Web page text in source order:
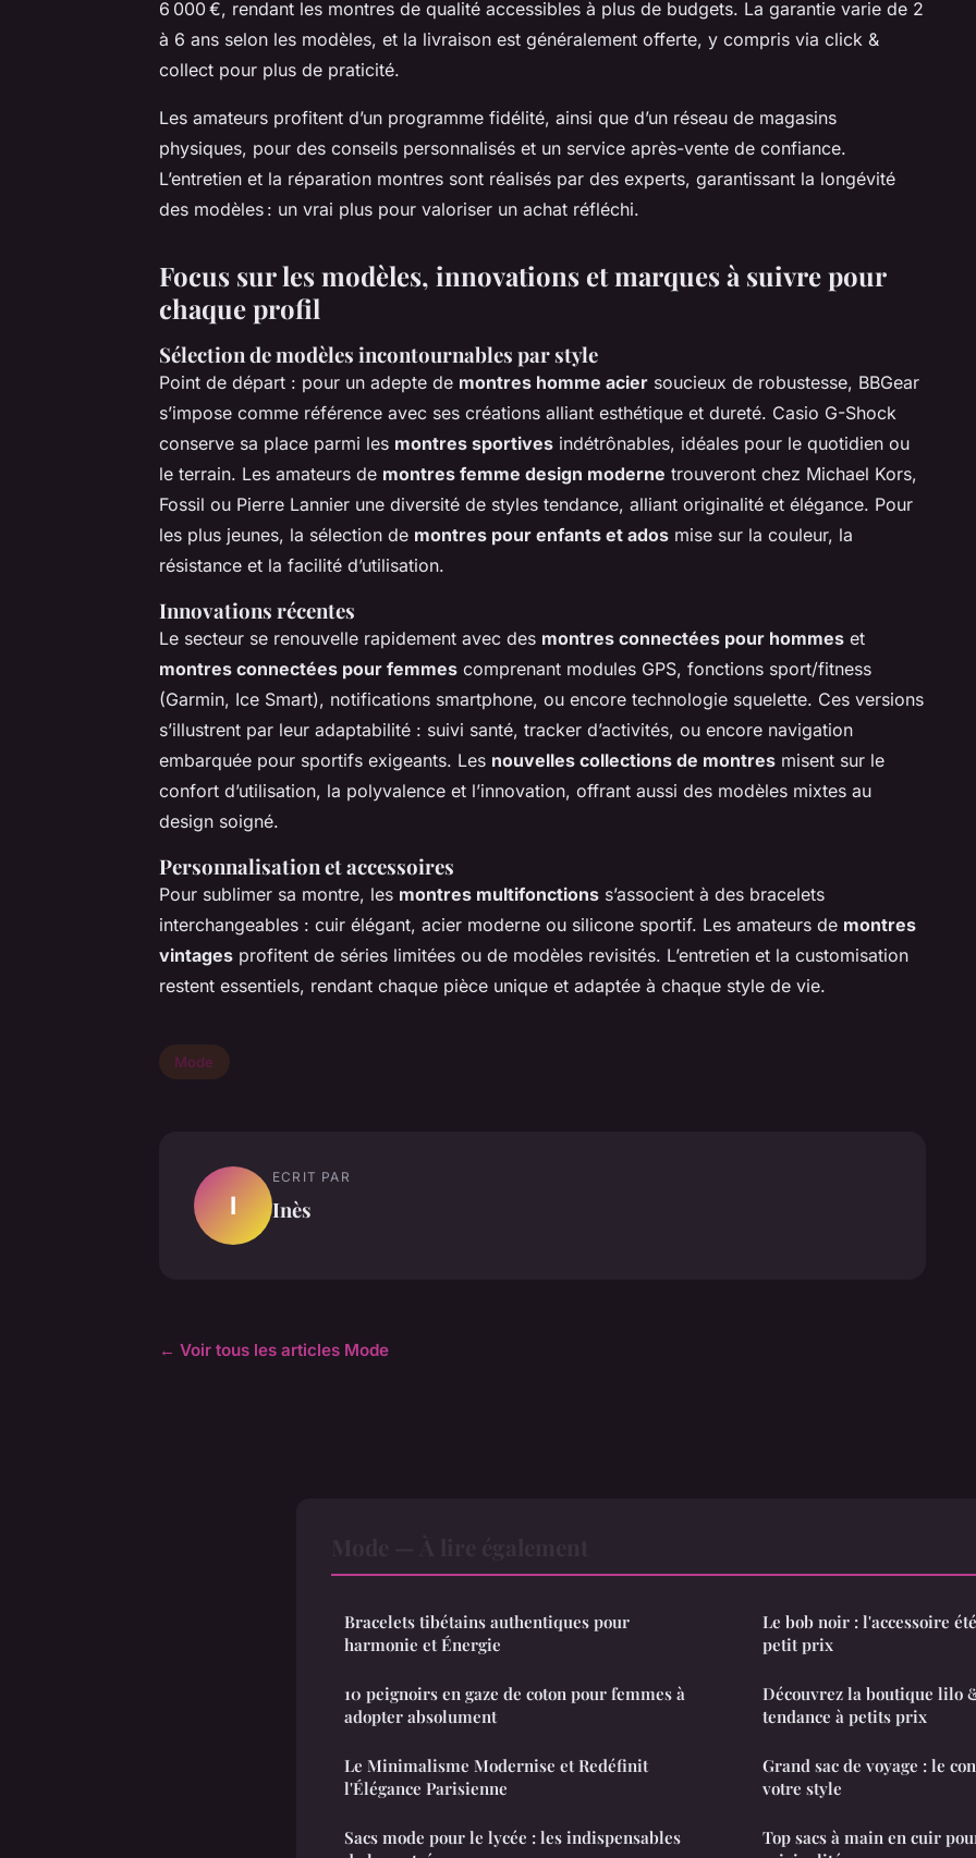
6 000 €, rendant les montres de qualité accessibles à plus de budgets. La garantie varie de 2
à 6 ans selon les modèles, et la livraison est généralement offerte, y compris via click &
collect pour plus de praticité.
Les amateurs profitent d’un programme fidélité, ainsi que d’un réseau de magasins
physiques, pour des conseils personnalisés et un service après-vente de confiance.
L’entretien et la réparation montres sont réalisés par des experts, garantissant la longévité
des modèles : un vrai plus pour valoriser un achat réfléchi.
Focus sur les modèles, innovations et marques à suivre pour
chaque profil
Sélection de modèles incontournables par style
Point de départ : pour un adepte de montres homme acier soucieux de robustesse, BBGear
s’impose comme référence avec ses créations alliant esthétique et dureté. Casio G-Shock
conserve sa place parmi les montres sportives indétrônables, idéales pour le quotidien ou
le terrain. Les amateurs de montres femme design moderne trouveront chez Michael Kors,
Fossil ou Pierre Lannier une diversité de styles tendance, alliant originalité et élégance. Pour
les plus jeunes, la sélection de montres pour enfants et ados mise sur la couleur, la
résistance et la facilité d’utilisation.
Innovations récentes
Le secteur se renouvelle rapidement avec des montres connectées pour hommes et
montres connectées pour femmes comprenant modules GPS, fonctions sport/fitness
(Garmin, Ice Smart), notifications smartphone, ou encore technologie squelette. Ces versions
s’illustrent par leur adaptabilité : suivi santé, tracker d’activités, ou encore navigation
embarquée pour sportifs exigeants. Les nouvelles collections de montres misent sur le
confort d’utilisation, la polyvalence et l’innovation, offrant aussi des modèles mixtes au
design soigné.
Personnalisation et accessoires
Pour sublimer sa montre, les montres multifonctions s’associent à des bracelets
interchangeables : cuir élégant, acier moderne ou silicone sportif. Les amateurs de montres
vintages profitent de séries limitées ou de modèles revisités. L’entretien et la customisation
restent essentiels, rendant chaque pièce unique et adaptée à chaque style de vie.
Mode
I
ECRIT PAR
Inès
← Voir tous les articles Mode
Bracelets tibétains authentiques pour
harmonie et Énergie
10 peignoirs en gaze de coton pour femmes à
adopter absolument
Le Minimalisme Modernise et Redéfinit
l'Élégance Parisienne
Sacs mode pour le lycée : les indispensables
Le bob noir : l'accessoire
petit prix
Découvrez la boutique lilo
tendance à petits prix
Grand sac de voyage : le
votre style
Top sacs à main en cuir